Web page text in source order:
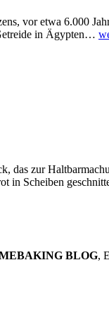
vor etwa 6.000
in Ägypten…
das zur
in Scheiben
BLOG,